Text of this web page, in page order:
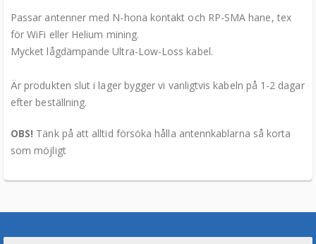
Passar antenner med N-hona kontakt och RP-SMA hane, tex
för WiFi eller Helium mining.
Mycket lågdämpande Ultra-Low-Loss kabel.
Är produkten slut i lager bygger vi vanligtvis kabeln på 1-2 dagar
efter beställning.
OBS! Tänk på att alltid försöka hålla antennkablarna så korta
som möjligt